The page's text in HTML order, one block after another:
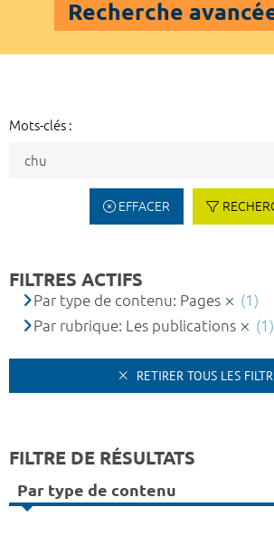
Recherche
Mots-clés :
EFFACER
FILTRES ACTIFS
Par type de contenu: Pages
(1)
Par rubrique: Les publications
(1)
RETIRER TOUS LES
FILTRE DE RÉSULTATS
Par type de contenu